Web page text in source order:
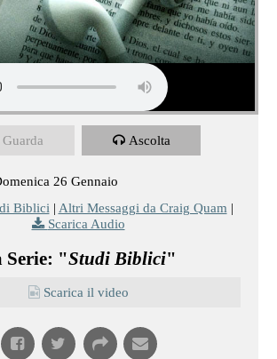
Guarda Ascolta
26 Gennaio
Biblici| Altri Messaggi da Craig Quam|
Scarica Audio
Serie: "Studi Biblici"
Scarica il video